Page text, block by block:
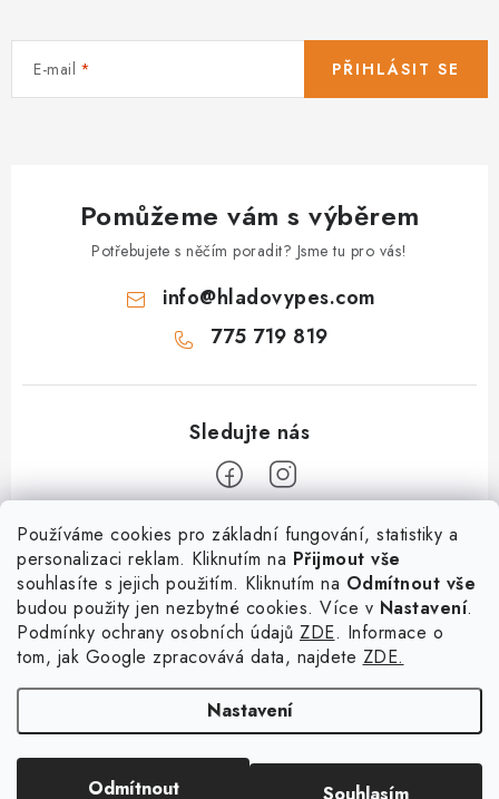
Používáme cookies pro základní fungování, statistiky a
personalizaci reklam. Kliknutím na Přijmout vše
souhlasíte s jejich použitím. Kliknutím na Odmítnout vše
budou použity jen nezbytné cookies. Více v Nastavení.
Podmínky ochrany osobních údajů ZDE. Informace o
tom, jak Google zpracovává data, najdete ZDE.
Nastavení
Odmítnout
E-mail PŘIHLÁSIT SE
Pomůžeme vám s výběrem
Potřebujete s něčím poradit? Jsme tu pro vás!
info@hladovypes.com
775 719 819
Informace
O nás
Kontakty
Výměna, vrácení a reklamace
Služby
PetExpert - pojištění psů
Pujčení paddleboardu a psí plovací vesty
. Všechna práva vyhrazena.Upravit nastavení
×
výhodnější ceny? Přihlaš
se do našeho věrnostního
KLIKNI ZDE